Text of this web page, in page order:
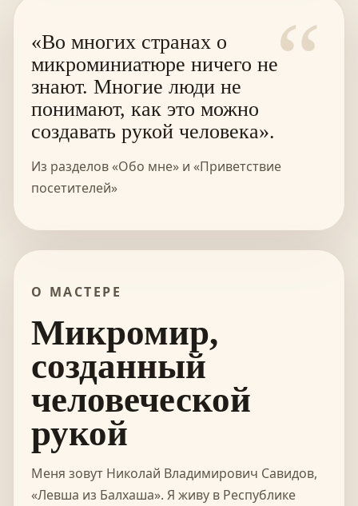
“
«Во многих странах о
микроминиатюре ничего не
знают. Многие люди не
понимают, как это можно
создавать рукой человека».
Из разделов «Обо мне» и «Приветствие
посетителей»
О МАСТЕРЕ
Микромир,
созданный
человеческой
рукой
Меня зовут Николай Владимирович Савидов,
«Левша из Балхаша». Я живу в Республике